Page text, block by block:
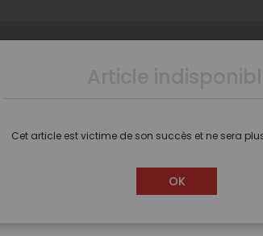
Cet article est victime de son succès et ne sera
OK